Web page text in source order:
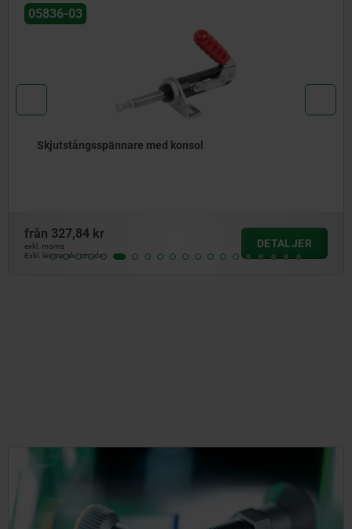
05836-03
Skjutstångsspännare med konsol
från 327,84 kr
exkl. moms
Exkl. leveranskostnader
DETALJER